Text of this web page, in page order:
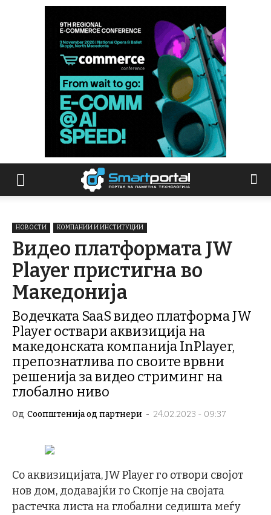
НОВОСТИ КОМПАНИИ И ИНСТИТУЦИИ
Видео платформата JW
Player пристигна во
Македонија
Водечката SaaS видео платформа JW
Player оствари аквизиција на
македонската компанија InPlayer,
препознатлива по своите врвни
решенија за видео стриминг на
глобално ниво
Од Соопштенија од партнери - 24.02.2023 - 09:37
Со аквизицијата, JW Player го отвори својот
нов дом, додавајќи го Скопје на својата
растечка листа на глобални седишта меѓу